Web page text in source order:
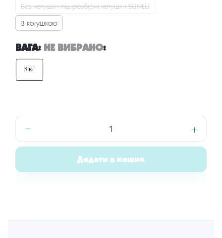
Без котушки під розбірні котушки SUNLU
З котушкою
ВАГА: НЕ ВИБРАНО:
3 кг
Філамент
PLA+
«Бургунді»
+
−
Додати в кошик